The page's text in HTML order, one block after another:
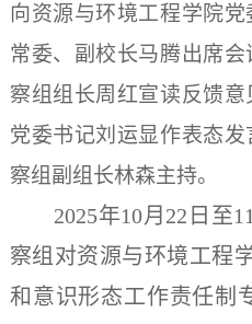
向资源与环境工程学院
常委、副校长马腾出席
察组组长周红宣读反馈
党委书记刘运显作表态
察组副组长林森主持。
2025年10月 22 日至11
察组对资源与环境工程
和意识形态工作责任制